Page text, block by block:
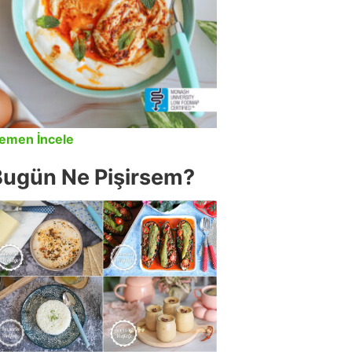
İncele
Ne Pişirsem?